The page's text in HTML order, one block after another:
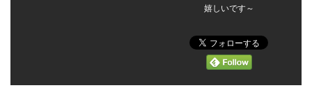
嬉しいです～